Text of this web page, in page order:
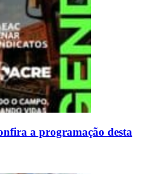
a programação desta